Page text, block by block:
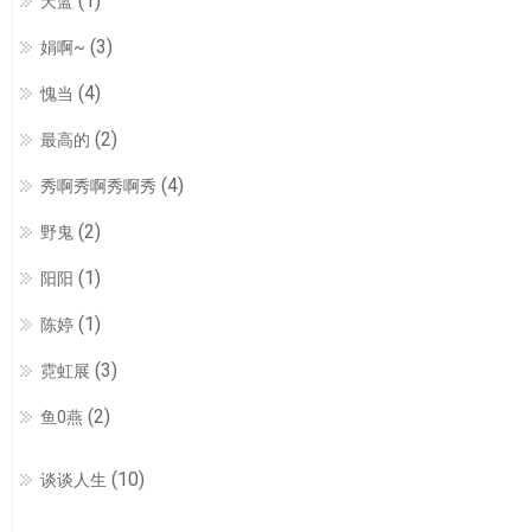
娟啊~ (3)
愧当 (4)
最高的 (2)
秀啊秀啊秀啊秀 (4)
野鬼 (2)
阳阳 (1)
陈婷 (1)
霓虹展 (3)
鱼0燕 (2)
谈谈人生 (10)